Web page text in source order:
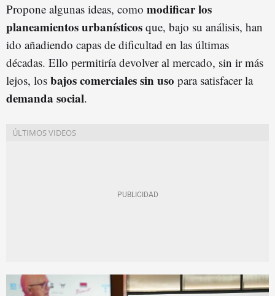
Propone algunas ideas, como modificar los
planeamientos urbanísticos que, bajo su análisis, han
ido añadiendo capas de dificultad en las últimas
décadas. Ello permitiría devolver al mercado, sin ir más
lejos, los bajos comerciales sin uso para satisfacer la
demanda social.